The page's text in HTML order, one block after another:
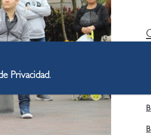
Privacidad.